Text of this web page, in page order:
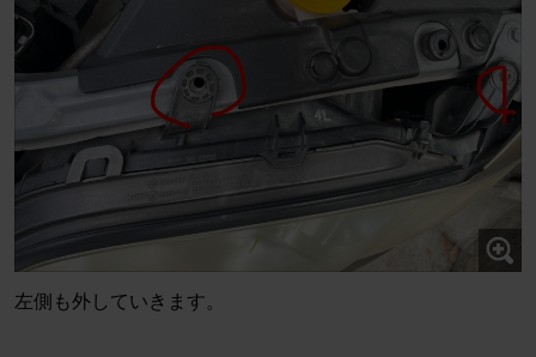
左側も外していきます。